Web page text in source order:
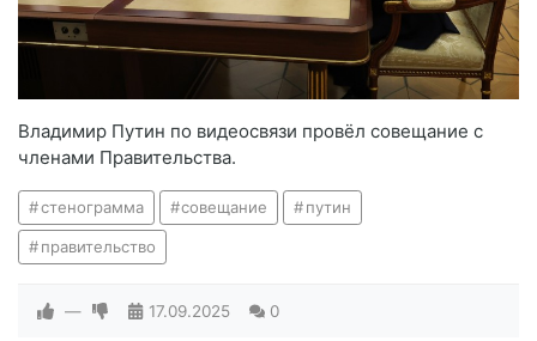
Владимир Путин по видеосвязи провёл совещание с
членами Правительства.
стенограмма совещание путин
правительство
— 17.09.2025 0